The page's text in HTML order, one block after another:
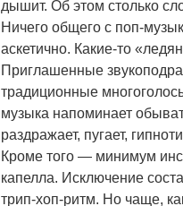
дышит. Об этом столько
Ничего общего с поп-
аскетично. Какие-то
Приглашенные
традиционные
музыка напоминает
раздражает, пугает,
Кроме того — минимум
капелла. Исключение
трип-хоп-ритм. Но чаще,